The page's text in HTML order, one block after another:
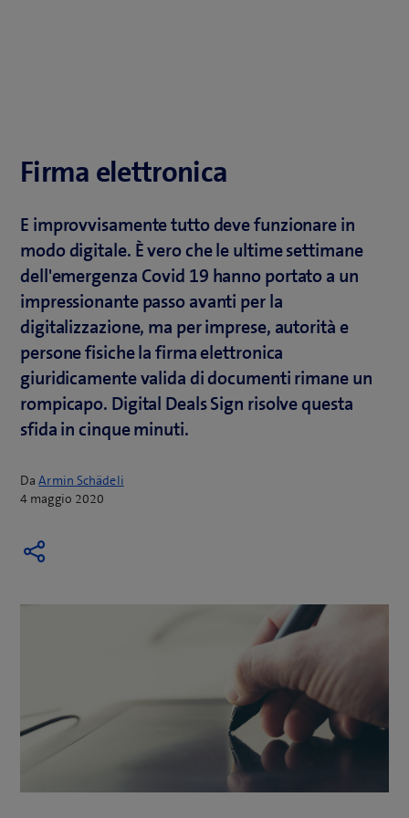
Firma elettronica
E improvvisamente tutto deve funzionare in
modo digitale. È vero che le ultime settimane
dell'emergenza Covid 19 hanno portato a un
impressionante passo avanti per la
digitalizzazione, ma per imprese, autorità e
persone fisiche la firma elettronica
giuridicamente valida di documenti rimane un
rompicapo. Digital Deals Sign risolve questa
sfida in cinque minuti.
DaArmin Schädeli
4 maggio 2020